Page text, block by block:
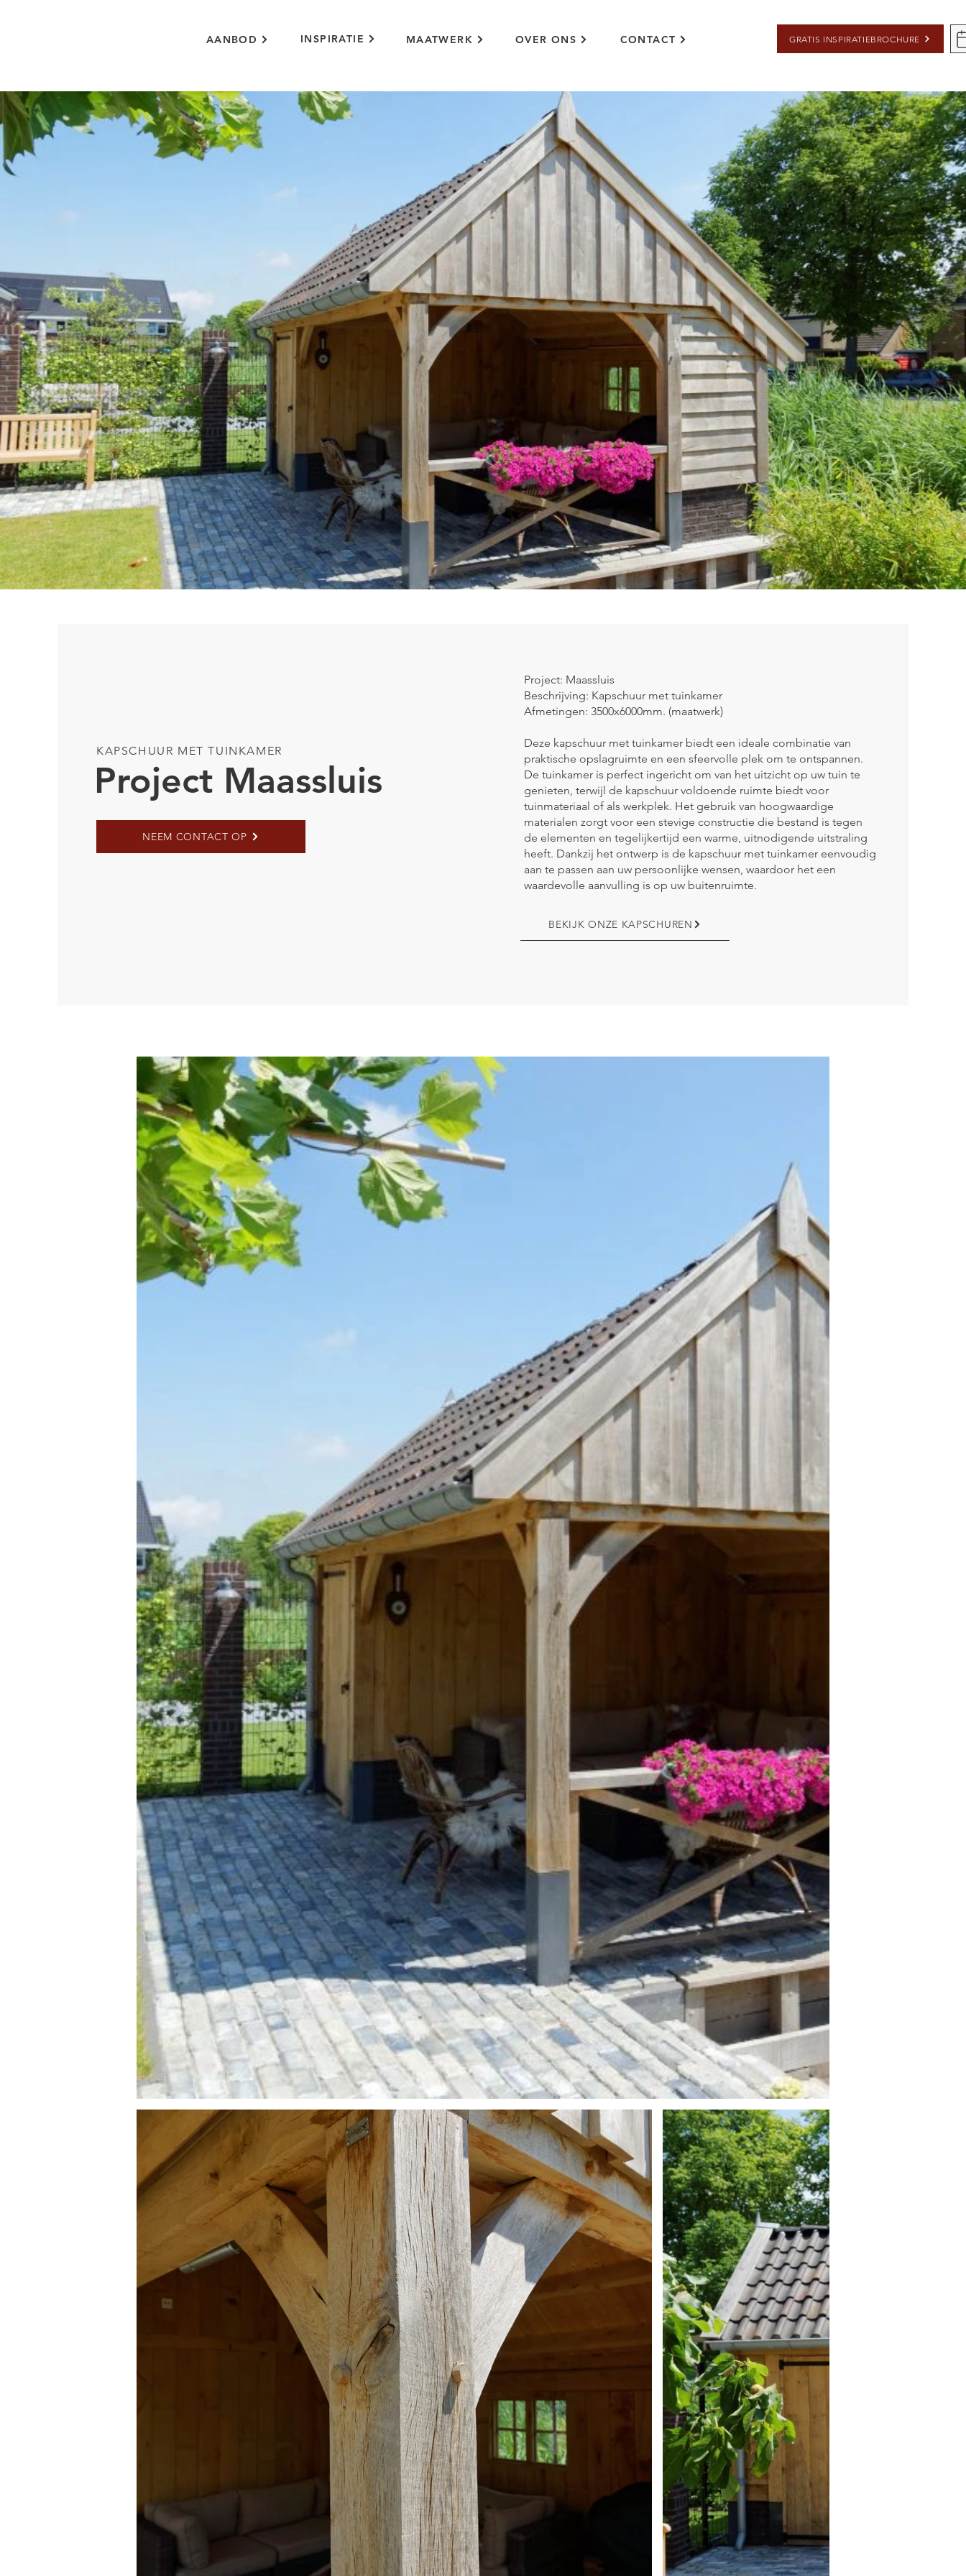
AANBOD INSPIRATIE MAATWERK OVER ONS CONTACT GRATIS INSPIRATIEBROCHURE
KAPSCHUUR MET TUINKAMER
Project Maassluis
NEEM CONTACT OP
Project: Maassluis
Beschrijving: Kapschuur met tuinkamer
Afmetingen: 3500x6000mm. (maatwerk)
Deze kapschuur met tuinkamer biedt een ideale combinatie van
praktische opslagruimte en een sfeervolle plek om te ontspannen.
De tuinkamer is perfect ingericht om van het uitzicht op uw tuin te
genieten, terwijl de kapschuur voldoende ruimte biedt voor
tuinmateriaal of als werkplek. Het gebruik van hoogwaardige
materialen zorgt voor een stevige constructie die bestand is tegen
de elementen en tegelijkertijd een warme, uitnodigende uitstraling
heeft. Dankzij het ontwerp is de kapschuur met tuinkamer eenvoudig
aan te passen aan uw persoonlijke wensen, waardoor het een
waardevolle aanvulling is op uw buitenruimte.
BEKIJK ONZE KAPSCHUREN